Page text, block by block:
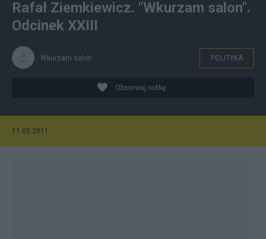
Rafał Ziemkiewicz. "Wkurzam salon".
Odcinek XXIII
Wkurzam salon POLITYKA
Obserwuj notkę
11.05.2011